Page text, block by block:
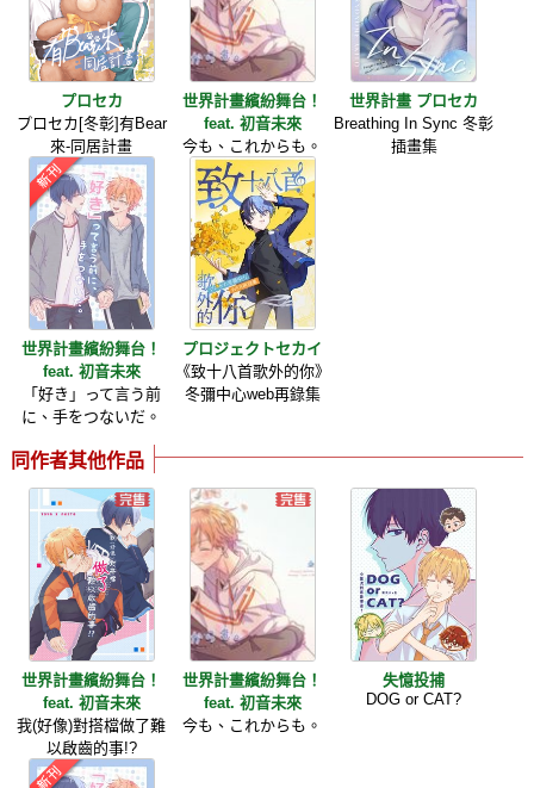
プロセカ
プロセカ[冬彰]有Bear
來-同居計畫
世界計畫繽紛舞台！
feat. 初音未來
今も、これからも。
世界計畫 プロセカ
Breathing In Sync 冬彰
插畫集
世界計畫繽紛舞台！
feat. 初音未來
「好き」って言う前
に、手をつないだ。
プロジェクトセカイ
《致十八首歌外的你》
冬彌中心web再錄集
同作者其他作品
世界計畫繽紛舞台！
feat. 初音未來
我(好像)對搭檔做了難
以啟齒的事!?
世界計畫繽紛舞台！
feat. 初音未來
今も、これからも。
失憶投捕
DOG or CAT?